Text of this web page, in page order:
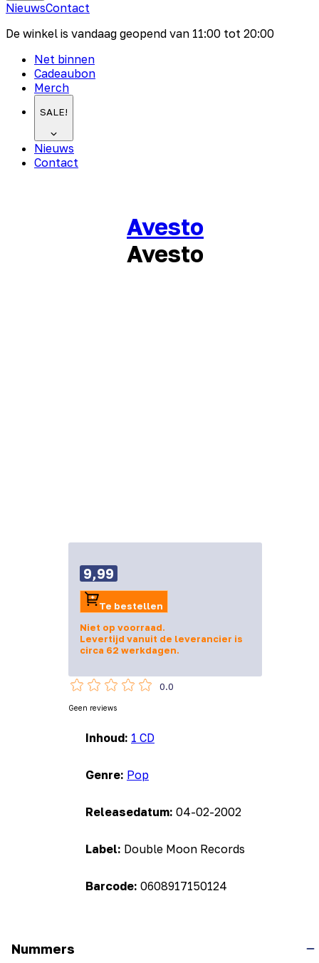
NieuwsContact
De winkel is vandaag geopend van 11:00 tot 20:00
Net binnen
Cadeaubon
Merch
SALE!
Nieuws
Contact
Avesto
Avesto
Inhoud: 1 CD
Genre: Pop
Releasedatum: 04-02-2002
Label: Double Moon Records
Barcode: 0608917150124
9,99
Te bestellen
Niet op voorraad.
Levertijd vanuit de leverancier is
circa 62 werkdagen.
0.0
Geen reviews
Nummers